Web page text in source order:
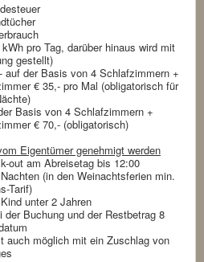
pro Tag, darüber hinaus wird mit
gestellt)
auf der Basis von 4 Schlafzimmern +
€ 35,- pro Mal (obligatorisch für
Basis von 4 Schlafzimmern +
€ 70,- (obligatorisch)
Eigentümer genehmigt werden
out am Abreisetag bis 12:00
(in den Weinachtsferien min.
Tarif)
unter 2 Jahren
Buchung und der Restbetrag 8
auch möglich mit ein Zuschlag von